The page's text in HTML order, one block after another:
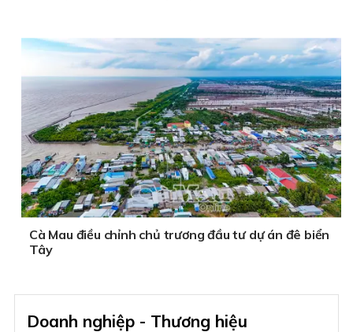
Cà Mau điều chỉnh chủ trương đầu tư dự án đê biển
Tây
Doanh nghiệp - Thương hiệu